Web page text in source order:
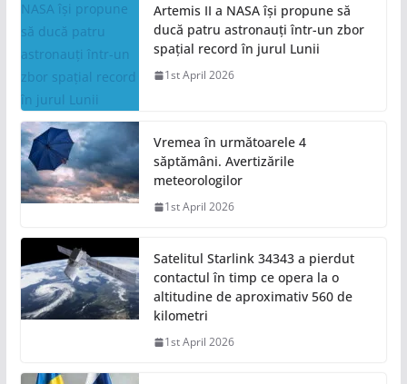
Artemis II a NASA își propune să
ducă patru astronauți într-un zbor
spațial record în jurul Lunii
1st April 2026
Vremea în următoarele 4
săptămâni. Avertizările
meteorologilor
1st April 2026
Satelitul Starlink 34343 a pierdut
contactul în timp ce opera la o
altitudine de aproximativ 560 de
kilometri
1st April 2026